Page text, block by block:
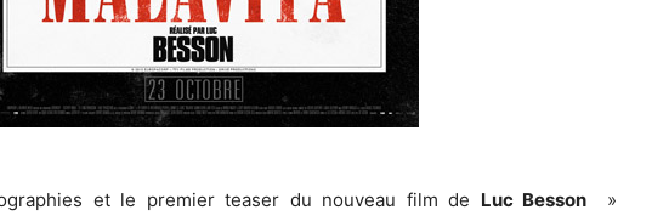
et le premier teaser du nouveau film de Luc Besson »